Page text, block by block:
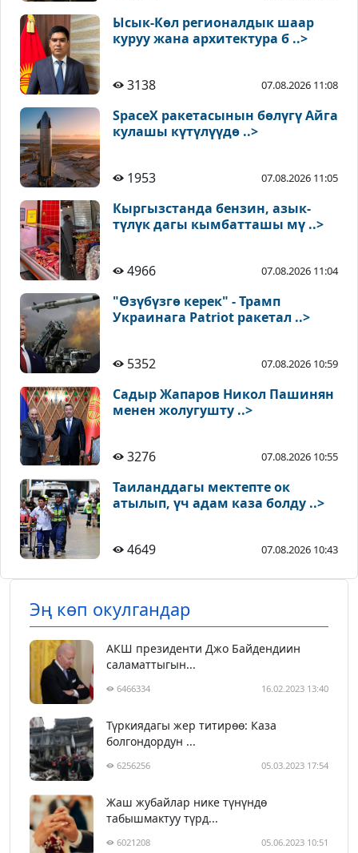
Ысык-Көл регионалдык шаар
куруу жана архитектура б ..>
3138 07.08.2026 11:08
SpaceX ракетасынын бөлүгү Айга
кулашы күтүлүүдө ..>
1953 07.08.2026 11:05
Кыргызстанда бензин, азык-
түлүк дагы кымбатташы мү ..>
4966 07.08.2026 11:04
"Өзүбүзгө керек" - Трамп
Украинага Patriot ракетал ..>
5352 07.08.2026 10:59
Садыр Жапаров Никол Пашинян
менен жолугушту ..>
3276 07.08.2026 10:55
Таиланддагы мектепте ок
атылып, үч адам каза болду ..>
4649 07.08.2026 10:43
Эң көп окулгандар
АКШ президенти Джо Байдендиин
саламаттыгын...
6466334 16.02.2023 13:40
Түркиядагы жер титирөө: Каза
болгондордун ...
6256256 05.03.2023 17:54
Жаш жубайлар нике түнүндө
табышмактуу түрд...
6021208 05.06.2023 10:51